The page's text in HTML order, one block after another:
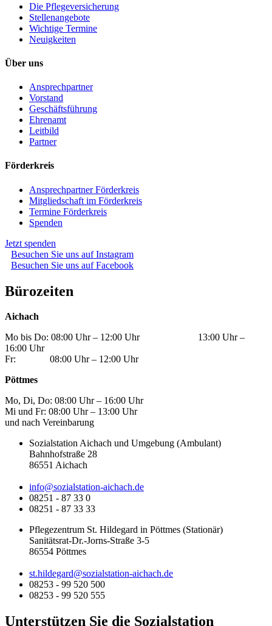
Die Pflegeversicherung
Stellenangebote
Wichtige Termine
Neuigkeiten
Über uns
Ansprechpartner
Vorstand
Geschäftsführung
Ehrenamt
Leitbild
Partner
Förderkreis
Ansprechpartner Förderkreis
Mitgliedschaft im Förderkreis
Termine Förderkreis
Spenden
Jetzt spenden
Besuchen Sie uns auf Instagram
Besuchen Sie uns auf Facebook
Bürozeiten
Aichach
Mo bis Do: 08:00 Uhr – 12:00 Uhr 13:00 Uhr –
16:00 Uhr
Fr: 08:00 Uhr – 12:00 Uhr
Pöttmes
Mo, Di, Do: 08:00 Uhr – 16:00 Uhr
Mi und Fr: 08:00 Uhr – 13:00 Uhr
und nach Vereinbarung
Sozialstation Aichach und Umgebung (Ambulant)
Bahnhofstraße 28
86551 Aichach
info@sozialstation-aichach.de
08251 - 87 33 0
08251 - 87 33 33
Pflegezentrum St. Hildegard in Pöttmes (Stationär)
Sanitätsrat-Dr.-Jorns-Straße 3-5
86554 Pöttmes
st.hildegard@sozialstation-aichach.de
08253 - 99 520 500
08253 - 99 520 555
Unterstützen Sie die Sozialstation